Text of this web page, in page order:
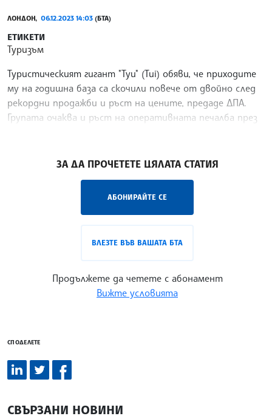
ЛОНДОН, 06.12.2023 14:03 (БТА)
ЕТИКЕТИ
Туризъм
Туристическият гигант "Туи" (Tui) обяви, че приходите
му на годишна база са скочили повече от двойно след
рекордни продажби и ръст на цените, предаде ДПА.
Групата очаква и ръст на оперативната печалба през
ЗА ДА ПРОЧЕТЕТЕ ЦЯЛАТА СТАТИЯ
АБОНИРАЙТЕ СЕ
ВЛЕЗТЕ ВЪВ ВАШАТА БТА
Продължете да четете с абонамент
Вижте условията
СПОДЕЛЕТЕ
СВЪРЗАНИ НОВИНИ